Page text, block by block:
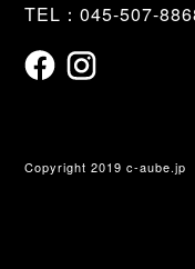
TEL：045-507-
Copyright 2019 c-aube.jp